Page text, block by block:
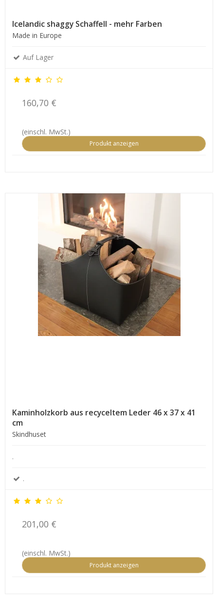
Icelandic shaggy Schaffell - mehr Farben
Made in Europe
Auf Lager
160,70 €
(einschl. MwSt.)
Produkt anzeigen
Kaminholzkorb aus recyceltem Leder 46 x 37 x 41
cm
Skindhuset
.
.
201,00 €
(einschl. MwSt.)
Produkt anzeigen